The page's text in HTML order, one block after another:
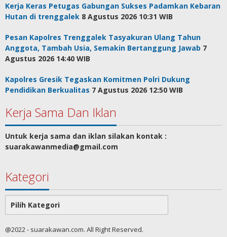
Kerja Keras Petugas Gabungan Sukses Padamkan Kebaran
Hutan di trenggalek 8 Agustus 2026 10:31 WIB
Pesan Kapolres Trenggalek Tasyakuran Ulang Tahun
Anggota, Tambah Usia, Semakin Bertanggung Jawab 7
Agustus 2026 14:40 WIB
Kapolres Gresik Tegaskan Komitmen Polri Dukung
Pendidikan Berkualitas 7 Agustus 2026 12:50 WIB
Kerja Sama Dan Iklan
Untuk kerja sama dan iklan silakan kontak :
suarakawanmedia@gmail.com
Kategori
Kategori
@2022 - suarakawan.com. All Right Reserved.